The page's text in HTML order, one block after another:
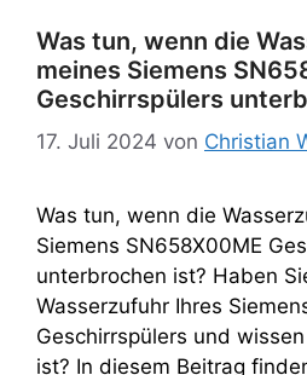
Was tun, wenn die
meines Siemens
Geschirrspülers
17. Juli 2024 von Christian
Was tun, wenn die
Siemens SN658X00ME
unterbrochen ist? Haben
Wasserzufuhr Ihres
Geschirrspülers und
ist? In diesem Beitrag